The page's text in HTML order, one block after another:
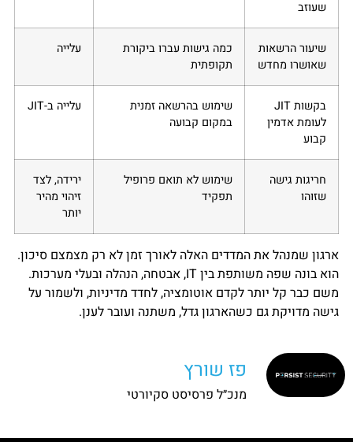
שעוזב
שיעור הרשאות
שאושרו מחדש
כמה גישות עברו ביקורת
תקופתית
עלייה
בקשות JIT
לעומת אדמין
קבוע
שימוש בהרשאה זמנית
במקום קבועה
עלייה ב-JIT
חריגות גישה
שזוהו
שימוש לא תואם פרופיל
תפקיד
ירידה, לצד
זיהוי מהיר
יותר
ארגון שמנהל את המדדים האלה לאורך זמן לא רק מצמצם סיכון.
הוא בונה שפה משותפת בין IT, אבטחה, הנהלה ובעלי מערכות.
משם כבר קל יותר לקדם אוטומציה, לחדד מדיניות, ולשמור על
גישה מדויקת גם כשהארגון גדל, משתנה ועובר לענן.
פז שורץ
מנכ״ל פרסיסט סקיורטי